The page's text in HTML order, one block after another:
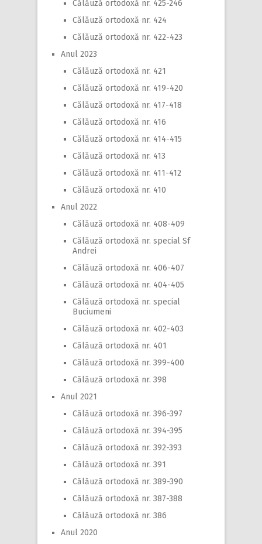
Călăuză ortodoxă nr. 425-246
Călăuză ortodoxă nr. 424
Călăuză ortodoxă nr. 422-423
Anul 2023
Călăuză ortodoxă nr. 421
Călăuză ortodoxă nr. 419-420
Călăuză ortodoxă nr. 417-418
Călăuză ortodoxă nr. 416
Călăuză ortodoxă nr. 414-415
Călăuză ortodoxă nr. 413
Călăuză ortodoxă nr. 411-412
Călăuză ortodoxă nr. 410
Anul 2022
Călăuză ortodoxă nr. 408-409
Călăuză ortodoxă nr. special Sf
Andrei
Călăuză ortodoxă nr. 406-407
Călăuză ortodoxă nr. 404-405
Călăuză ortodoxă nr. special
Buciumeni
Călăuză ortodoxă nr. 402-403
Călăuză ortodoxă nr. 401
Călăuză ortodoxă nr. 399-400
Călăuză ortodoxă nr. 398
Anul 2021
Călăuză ortodoxă nr. 396-397
Călăuză ortodoxă nr. 394-395
Călăuză ortodoxă nr. 392-393
Călăuză ortodoxă nr. 391
Călăuză ortodoxă nr. 389-390
Călăuză ortodoxă nr. 387-388
Călăuză ortodoxă nr. 386
Anul 2020